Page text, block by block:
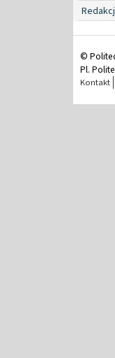
©
Pl.
Kontakt